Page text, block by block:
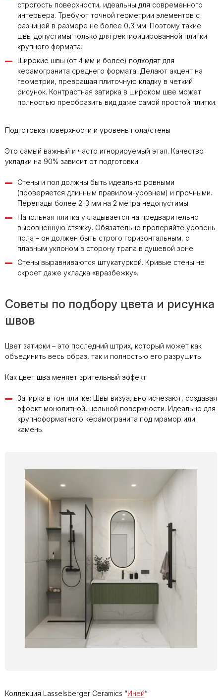
строгость поверхности, идеальны для современного
интерьера. Требуют точной геометрии элементов с
разницей в размере не более 0,3 мм. Поэтому такие
швы допустимы только для ректифицированной плитки
крупного формата.
Широкие швы (от 4 мм и более) подходят для
керамогранита среднего формата: Делают акцент на
геометрии, превращая плиточную кладку в четкий
рисунок. Контрастная затирка в широком шве может
полностью преобразить вид даже самой простой плитки.
Подготовка поверхности и уровень пола/стены
Это самый важный и часто игнорируемый этап. Качество
укладки на 90% зависит от подготовки.
Стены и пол должны быть идеально ровными
(проверяется длинным правилом-уровнем) и прочными.
Перепады более 2-3 мм на 2 метра недопустимы.
Напольная плитка укладывается на предварительно
выровненную стяжку. Обязательно проверяйте уровень
пола – он должен быть строго горизонтальным, с
плавным уклоном в сторону трапа в душевой зоне.
Стены выравниваются штукатуркой. Кривые стены не
скроет даже укладка «вразбежку».
Советы по подбору цвета и рисунка
швов
Цвет затирки – это последний штрих, который может как
объединить весь образ, так и полностью его разрушить.
Как цвет шва меняет зрительный эффект
Затирка в тон плитке: Швы визуально исчезают, создавая
эффект монолитной, цельной поверхности. Идеально для
крупноформатного керамогранита под мрамор или
камень.
Коллекция Lasselsberger Ceramics “Иней”